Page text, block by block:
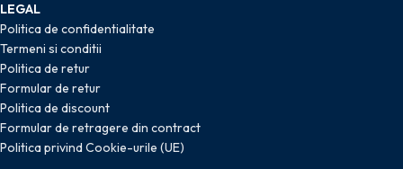
LEGAL
Politica de confidentialitate
Termeni si conditii
Politica de retur
Formular de retur
Politica de discount
Formular de retragere din contract
Politica privind Cookie-urile (UE)